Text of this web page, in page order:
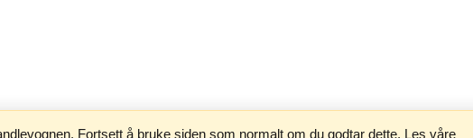
Fortsett å bruke siden som normalt om du godtar dette. Les våre